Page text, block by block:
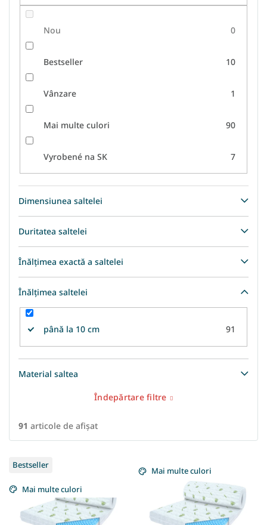
Nou 0
Bestseller 10
Vânzare 1
Mai multe culori 90
Vyrobené na SK 7
Dimensiunea saltelei
Duritatea saltelei
Înălțimea exactă a saltelei
Înălțimea saltelei
până la 10 cm 91
Material saltea
Îndepărtare filtre
91 articole de afişat
L
s
t
Bestseller
Mai multe culori
Mai multe culori